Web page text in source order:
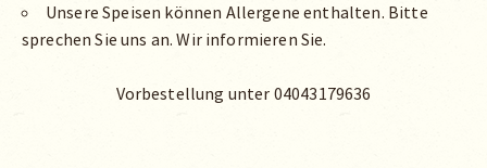
Unsere Speisen können Allergene enthalten. Bitte
sprechen Sie uns an. Wir informieren Sie.
Vorbestellung unter 04043179636